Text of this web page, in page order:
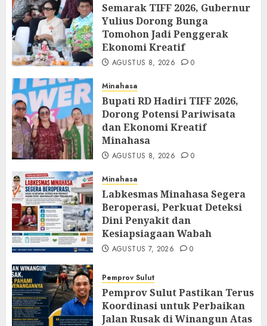
Semarak TIFF 2026, Gubernur
Yulius Dorong Bunga
Tomohon Jadi Penggerak
Ekonomi Kreatif
AGUSTUS 8, 2026 0
Minahasa
Bupati RD Hadiri TIFF 2026,
Dorong Potensi Pariwisata
dan Ekonomi Kreatif
Minahasa
AGUSTUS 8, 2026 0
Minahasa
Labkesmas Minahasa Segera
Beroperasi, Perkuat Deteksi
Dini Penyakit dan
Kesiapsiagaan Wabah
AGUSTUS 7, 2026 0
Pemprov Sulut
Pemprov Sulut Pastikan Terus
Koordinasi untuk Perbaikan
Jalan Rusak di Winangun Atas